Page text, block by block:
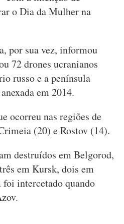
o Dia da Mulher na
por sua vez, informou
72 drones ucranianos
russo e a península
em 2014.
ocorreu nas regiões de
(20) e Rostov (14).
destruídos em Belgorod,
em Kursk, dois em
intercetado quando